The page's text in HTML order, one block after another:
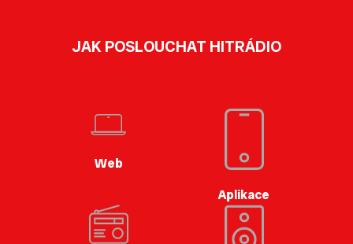
JAK POSLOUCHAT HITRÁDIO
Web
Aplikace